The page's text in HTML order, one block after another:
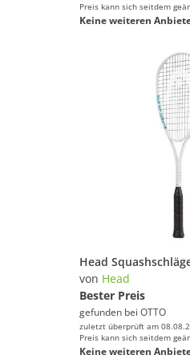
Preis kann sich seitdem
Keine weiteren
von Head
Bester Preis
gefunden bei OTTO
zuletzt überprüft am
Preis kann sich seitdem
Keine weiteren